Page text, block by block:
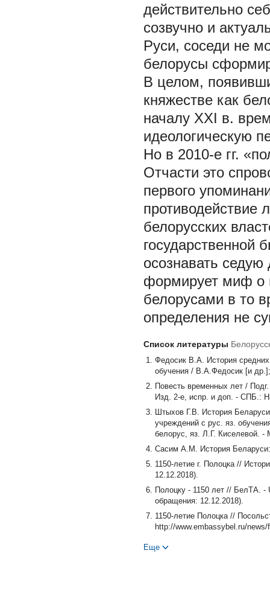
действительно
созвучно и
Руси, соседи не
белорусы
В целом,
княжестве как
началу XXI в.
идеологическую
Но в 2010-е гг.
Отчасти это
первого
противодействие
белорусских
государственной
осознавать седую
формирует миф о
белорусами в то
определения не
Список литературы
Федосик В.А. История
обучения / В.А.Федосик [и
Повесть временных лет /
Изд. 2-е, испр. и доп. - СПБ.:
Штыхов Г.В. История
учреждений с рус. яз.
белорус, яз. Л.Г. Киселевой. -
Сасим А.М. История
1150-летие г. Полоцка //
12.12.2018).
Полоцку - 1150 лет // БелТА. -
обращения: 12.12.2018).
1150-летие Полоцка //
http://www.embassybel.ru/
polocka.html (дата обращения:
Еще